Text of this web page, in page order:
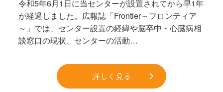
令和5年6月1日に当センターが設置されてから早1年
が経過しました。広報誌「Frontier～フロンティア
～」では、センター設置の経緯や脳卒中・心臓病相
談窓口の現状、センターの活動…
詳しく見る